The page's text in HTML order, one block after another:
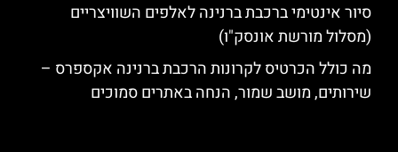
סיור אינטימי ברכבת ברנינה לאלפים השוויצריים
(מסלול מורשת אונסק"ו)
מה כולל הכרטיס לקרונות הרכבת ברנינה אקספרס –
שירותים, מושב שמור, הנחה באתרים סמוכים